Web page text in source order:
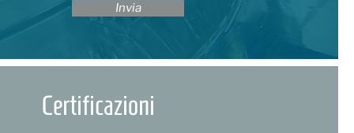
Invia
Certificazioni